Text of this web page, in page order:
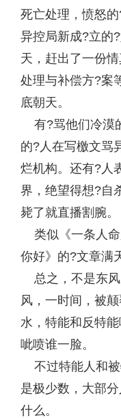
死亡处理，愤怒的
异控局新成?立的
天，赶出了一份
处理与补偿方?
底朝天。
有?骂他们冷漠
的?人在写檄文骂
烂机构。还有?人
界，绝望得想?自
毙了就直播割腕。
类似《一条人命
你好》的?文章满
总之，不是东风
风，一时间，被
水，特能和反特
呲喷谁一脸。
不过特能人和被
是极少数，大部
什么。